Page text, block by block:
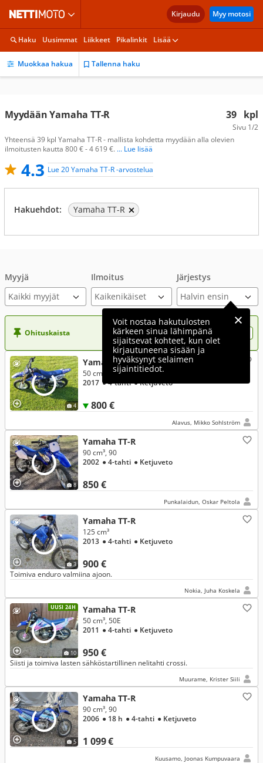
Kirjaudu Myy motosi
Haku Uusimmat Liikkeet Pikalinkit Lisää
Muokkaa hakua Tallenna haku
39 kpl
Sivu 1/2
Myydään Yamaha TT-R
Yhteensä 39 kpl Yamaha TT-R - mallista kohdetta myydään alla olevien
ilmoitusten kautta 800 € - 4 619 €. ... Lue lisää
4.3 Lue 20 Yamaha TT-R -arvostelua
Hakuehdot: Yamaha TT-R
Myyjä
Kaikki myyjät
Ilmoitus Järjestys
Voit nostaa hakutulosten
kärkeen sinua lähimpänä
sijaitsevat kohteet, kun olet
kirjautuneena sisään ja
hyväksynyt selaimen
sijaintitiedot.
Ohituskaista Nosta ilmoituksesi tähän?
4
Yamaha TT-R
800 €
50 cm³, 50
2017 ● 4-tahti● Ketjuveto
Alavus, Mikko Sohlström
8
Yamaha TT-R
850 €
90 cm³, 90
2002 ● 4-tahti ● Ketjuveto
Punkalaidun, Oskar Peltola
3
Yamaha TT-R
900 €
125 cm³
2013 ● 4-tahti ● Ketjuveto
Toimiva enduro valmiina ajoon.
Nokia, Juha Koskela
UUSI 24H
10
Yamaha TT-R
950 €
50 cm³, 50E
2011 ● 4-tahti ● Ketjuveto
Siisti ja toimiva lasten sähköstartillinen nelitahti crossi.
Muurame, Krister Siili
5
Yamaha TT-R
1 099 €
90 cm³, 90
2006 ● 18 h ● 4-tahti ● Ketjuveto
Kuusamo, Joonas Kumpuvaara